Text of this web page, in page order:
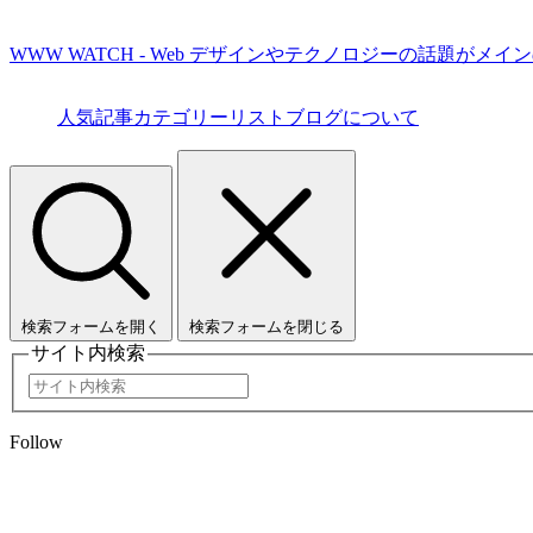
WWW WATCH - Web デザインやテクノロジーの話題がメイ
人気記事カテゴリーリスト ブログについて
検索フォームを開く 検索フォームを閉じる
サイト内検索
Follow